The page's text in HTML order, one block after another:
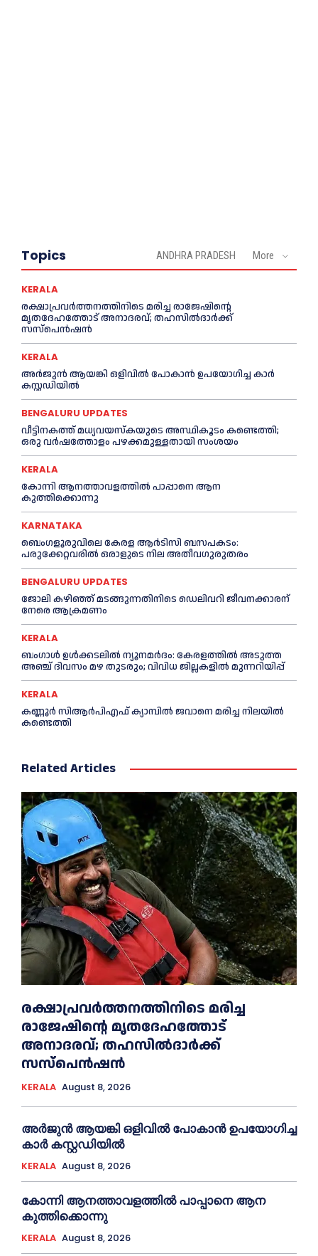
Topics ANDHRA PRADESH More
KERALA
രക്ഷാപ്രവർത്തനത്തിനിടെ മരിച്ച രാജേഷിന്റെ
മൃതദേഹത്തോട് അനാദരവ്; തഹസിൽദാർക്ക്
സസ്പെൻഷൻ
KERALA
അര്‍ജുന്‍ ആയങ്കി ഒളിവില്‍ പോകാന്‍ ഉപയോഗിച്ച കാര്‍
കസ്റ്റഡിയില്‍
BENGALURU UPDATES
വീട്ടിനകത്ത് മധ്യവയസ്കയുടെ അസ്ഥികൂടം കണ്ടെത്തി;
ഒരു വര്‍ഷത്തോളം പഴക്കമുള്ളതായി സംശയം
KERALA
കോന്നി ആനത്താവളത്തില്‍ പാപ്പാനെ ആന
കുത്തിക്കൊന്നു
KARNATAKA
ബെംഗളൂരുവിലെ കേരള ആര്‍ടിസി ബസപകടം:
പരുക്കേറ്റവരില്‍ ഒരാളുടെ നില അതീവഗുരുതരം
BENGALURU UPDATES
ജോലി കഴിഞ്ഞ് മടങ്ങുന്നതിനിടെ ഡെലിവറി ജീവനക്കാരന്
നേരെ ആക്രമണം
KERALA
ബംഗാൾ ഉൾക്കടലിൽ ന്യൂനമർദം: കേരളത്തിൽ അടുത്ത
അഞ്ച് ദിവസം മഴ തുടരും; വിവിധ ജില്ലകളിൽ മുന്നറിയിപ്പ്
KERALA
കണ്ണൂര്‍ സിആര്‍പിഎഫ് ക്യാമ്പില്‍ ജവാനെ മരിച്ച നിലയില്‍
കണ്ടെത്തി
Related Articles
രക്ഷാപ്രവർത്തനത്തിനിടെ മരിച്ച
രാജേഷിന്റെ മൃതദേഹത്തോട്
അനാദരവ്; തഹസിൽദാർക്ക്
സസ്പെൻഷൻ
KERALA August 8, 2026
അര്‍ജുന്‍ ആയങ്കി ഒളിവില്‍ പോകാന്‍ ഉപയോഗിച്ച
കാര്‍ കസ്റ്റഡിയില്‍
KERALA August 8, 2026
കോന്നി ആനത്താവളത്തില്‍ പാപ്പാനെ ആന
കുത്തിക്കൊന്നു
KERALA August 8, 2026